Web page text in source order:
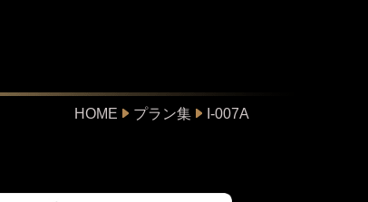
HOME プラン集 I-007A